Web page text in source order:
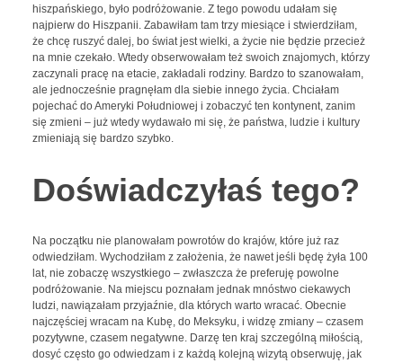
hiszpańskiego, było podróżowanie. Z tego powodu udałam się
najpierw do Hiszpanii. Zabawiłam tam trzy miesiące i stwierdziłam,
że chcę ruszyć dalej, bo świat jest wielki, a życie nie będzie przecież
na mnie czekało. Wtedy obserwowałam też swoich znajomych, którzy
zaczynali pracę na etacie, zakładali rodziny. Bardzo to szanowałam,
ale jednocześnie pragnęłam dla siebie innego życia. Chciałam
pojechać do Ameryki Południowej i zobaczyć ten kontynent, zanim
się zmieni – już wtedy wydawało mi się, że państwa, ludzie i kultury
zmieniają się bardzo szybko.
Doświadczyłaś tego?
Na początku nie planowałam powrotów do krajów, które już raz
odwiedziłam. Wychodziłam z założenia, że nawet jeśli będę żyła 100
lat, nie zobaczę wszystkiego – zwłaszcza że preferuję powolne
podróżowanie. Na miejscu poznałam jednak mnóstwo ciekawych
ludzi, nawiązałam przyjaźnie, dla których warto wracać. Obecnie
najczęściej wracam na Kubę, do Meksyku, i widzę zmiany – czasem
pozytywne, czasem negatywne. Darzę ten kraj szczególną miłością,
dosyć często go odwiedzam i z każdą kolejną wizytą obserwuję, jak